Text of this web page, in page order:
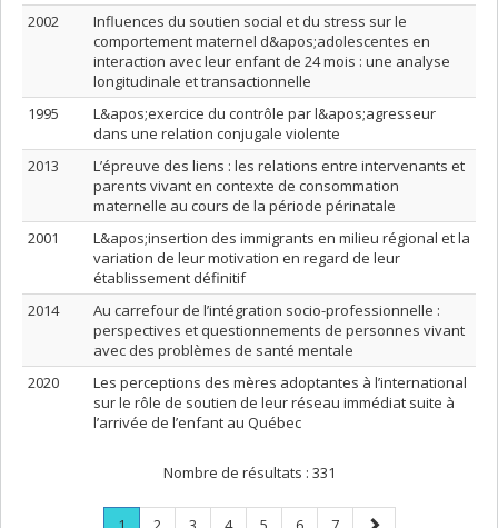
2002
Influences du soutien social et du stress sur le
comportement maternel d&apos;adolescentes en
interaction avec leur enfant de 24 mois : une analyse
longitudinale et transactionnelle
1995
L&apos;exercice du contrôle par l&apos;agresseur
dans une relation conjugale violente
2013
L’épreuve des liens : les relations entre intervenants et
parents vivant en contexte de consommation
maternelle au cours de la période périnatale
2001
L&apos;insertion des immigrants en milieu régional et la
variation de leur motivation en regard de leur
établissement définitif
2014
Au carrefour de l’intégration socio-professionnelle :
perspectives et questionnements de personnes vivant
avec des problèmes de santé mentale
2020
Les perceptions des mères adoptantes à l’international
sur le rôle de soutien de leur réseau immédiat suite à
l’arrivée de l’enfant au Québec
Nombre de résultats : 331
Page Page Page Page Page Page Page
Page